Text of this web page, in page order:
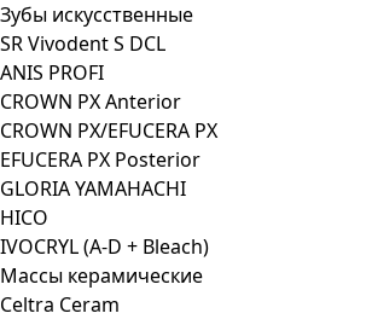
Зубы искусственные
SR Vivodent S DCL
ANIS PROFI
CROWN PX Anterior
CROWN PX/EFUCERA PX
EFUCERA PX Posterior
GLORIA YAMAHACHI
HICO
IVOCRYL (A-D + Bleach)
Массы керамические
Celtra Ceram